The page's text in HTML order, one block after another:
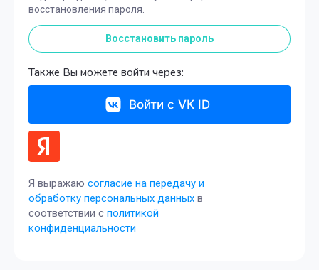
восстановления пароля.
Восстановить пароль
Также Вы можете войти через:
Войти с VK ID
Я выражаю согласие на передачу и
обработку персональных данных в
соответствии с политикой
конфиденциальности